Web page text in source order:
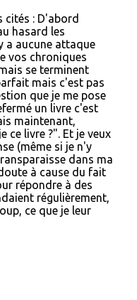
cités : D'abord
hasard les
a aucune attaque
vos chroniques
se terminent
mais c'est pas
que je me pose
un livre c'est
maintenant,
ce livre ?". Et je veux
(même si je n'y
dans ma
à cause du fait
répondre à des
régulièrement,
ce que je leur